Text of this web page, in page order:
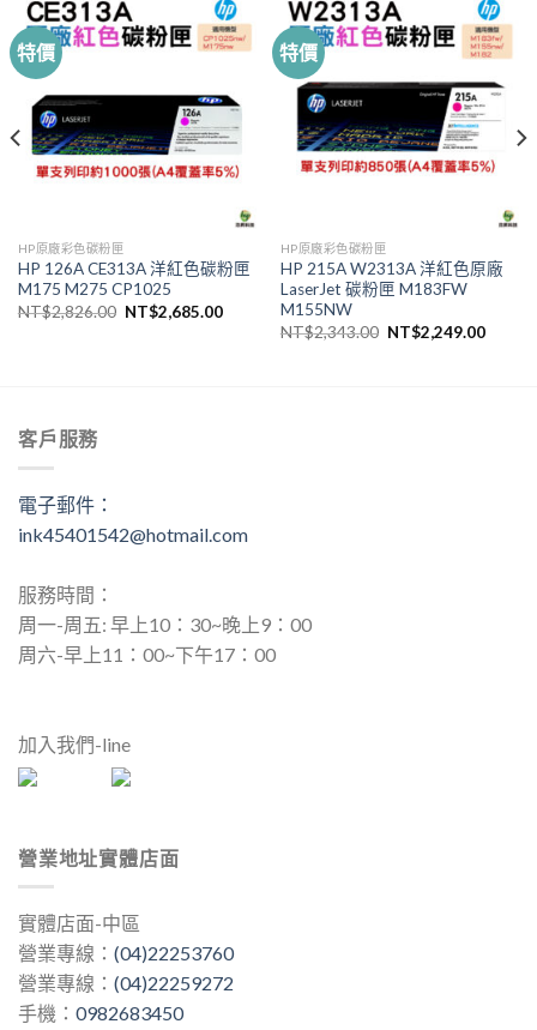
特價
HP原廠彩色碳粉匣
HP 126A CE313A 洋紅色碳粉匣
M175 M275 CP1025
NT$2,826.00 原
NT$2,685.00目
特價
HP原廠彩色碳粉匣
HP 215A W2313A 洋紅色原廠
LaserJet 碳粉匣 M183FW
M155NW
NT$2,343.00 原
NT$2,249.00目
客戶服務
電子郵件：
ink45401542@hotmail.com
服務時間：
周一-周五: 早上10：30~晚上9：00
周六-早上11：00~下午17：00
加入我們-line
營業地址實體店面
實體店面-中區
營業專線： (04)22253760
營業專線： (04)22259272
手機： 0982683450